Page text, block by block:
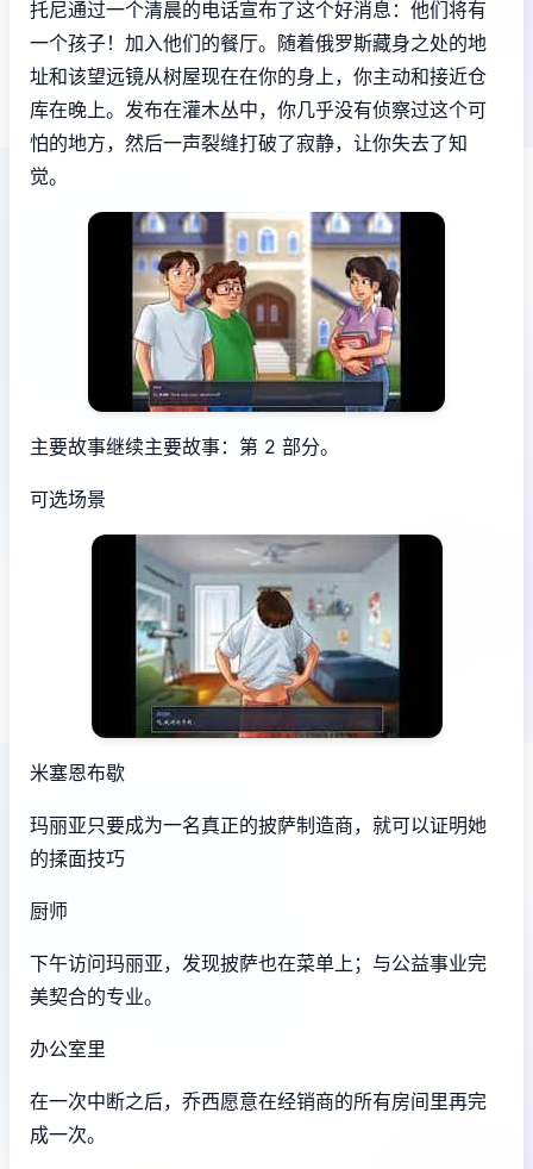
托尼通过一个清晨的电话宣布了这个好消息：他们将有
一个孩子！加入他们的餐厅。随着俄罗斯藏身之处的地
址和该望远镜从树屋现在在你的身上，你主动和接近仓
库在晚上。发布在灌木丛中，你几乎没有侦察过这个可
怕的地方，然后一声裂缝打破了寂静，让你失去了知
觉。
主要故事继续主要故事：第 2 部分。
可选场景
米塞恩布歇
玛丽亚只要成为一名真正的披萨制造商，就可以证明她
的揉面技巧
厨师
下午访问玛丽亚，发现披萨也在菜单上；与公益事业完
美契合的专业。
办公室里
在一次中断之后，乔西愿意在经销商的所有房间里再完
成一次。